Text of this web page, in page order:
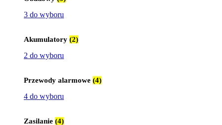
3 do wyboru
Akumulatory (2)
2 do wyboru
Przewody alarmowe (4)
4 do wyboru
Zasilanie (4)